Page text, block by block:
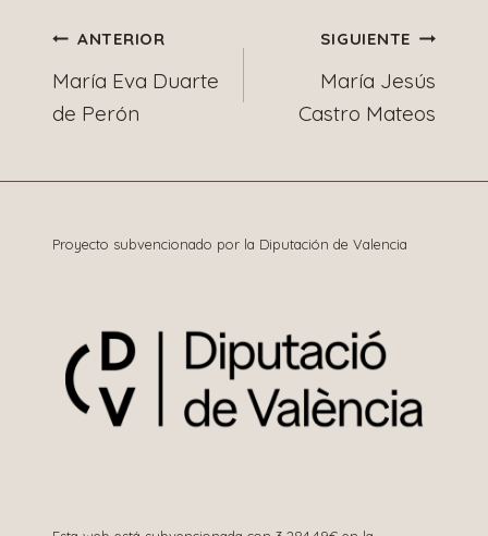
Navegación
de
ANTERIOR
María Eva Duarte
de Perón
SIGUIENTE
María Jesús
Castro Mateos
Proyecto subvencionado por la Diputación de Valencia